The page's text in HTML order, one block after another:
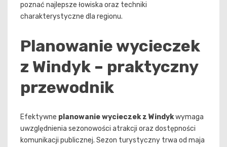
poznać najlepsze łowiska oraz techniki
charakterystyczne dla regionu.
Planowanie wycieczek
z Windyk – praktyczny
przewodnik
Efektywne planowanie wycieczek z Windykwymaga
uwzględnienia sezonowości atrakcji oraz dostępności
komunikacji publicznej. Sezon turystyczny trwa od maja